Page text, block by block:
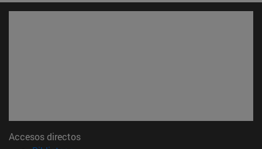
Accesos directos